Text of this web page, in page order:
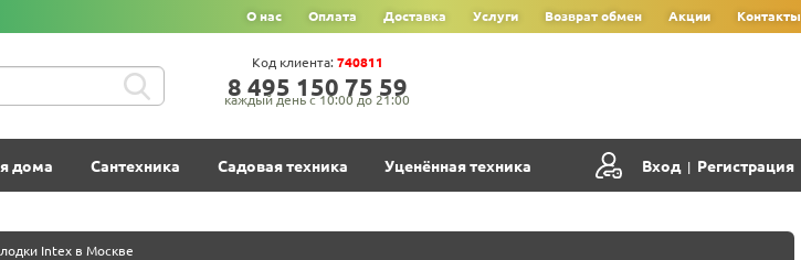
О нас Оплата Доставка Услуги Возврат обмен Акции Контакты
8‍ 4‍9‍5‍ 1‍5‍0‍ 7‍5‍ 5‍9‍
каждый день с 10:00 до 21:00
Код клиента: 740811
дома Сантехника Садовая техника Уценённая техника Вход | Регистрация
Intex в Москве